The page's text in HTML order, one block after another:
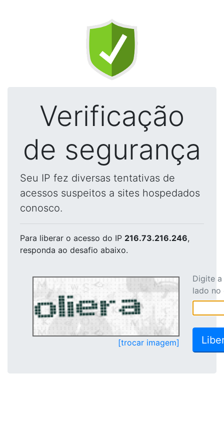
Verificação
de segurança
Seu IP fez diversas tentativas de
acessos suspeitos a sites hospedados
conosco.
Para liberar o acesso do IP 216.73.216.246,
responda ao desafio abaixo.
[trocar imagem]
Digite
lado no